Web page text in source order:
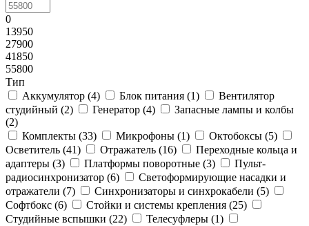
0
13950
27900
41850
55800
Тип
Аккумулятор (4) Блок питания (1)
Вентилятор
студийный (2) Генератор (4)
Запасные лампы и колбы
(2)
Комплекты (33) Микрофоны (1) Октобоксы (5)
Осветитель (41) Отражатель (16)
Переходные кольца и
адаптеры (3) Платформы поворотные (3)
Пульт-
радиосинхронизатор (6)
Светоформирующие насадки и
отражатели (7) Синхронизаторы и синхрокабели (5)
Софтбокс (6) Стойки и системы крепления (25)
Студийные вспышки (22) Телесуфлеры (1)